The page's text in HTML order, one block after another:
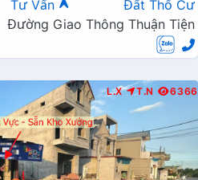
Tư Vấn
Đất Thổ Cư
Đường Giao Thông Thuận Tiện
L.X T.N 6366